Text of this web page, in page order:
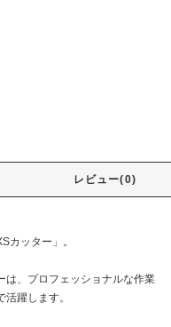
レビュー(0)
カッター」。
は、プロフェッショナルな作業
躍します。